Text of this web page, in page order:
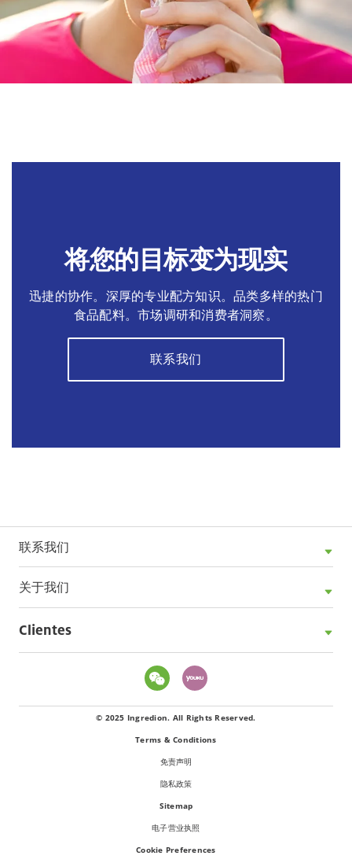
将您的目标变为现实
迅捷的协作。深厚的专业配方知识。品类多样的热门
食品配料。市场调研和消费者洞察。
联系我们
联系我们
关于我们
Clientes
© 2025 Ingredion. All Rights Reserved.
Terms & Conditions
免责声明
隐私政策
Sitemap
电子营业执照
Cookie Preferences